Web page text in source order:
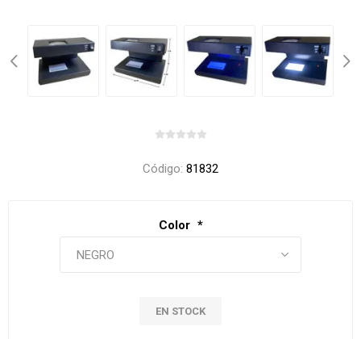
Código: 81832
Color *
EN STOCK